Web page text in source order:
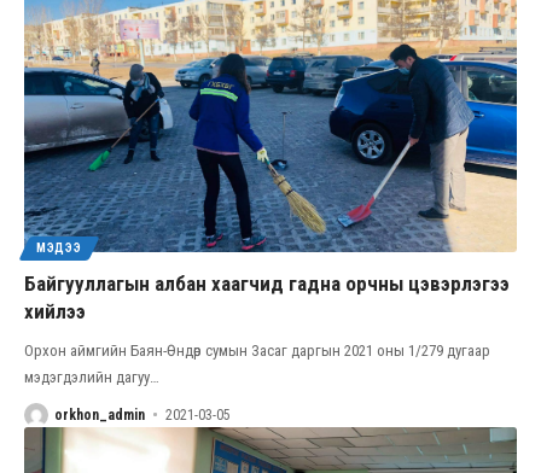
МЭДЭЭ
Байгууллагын албан хаагчид гадна орчны цэвэрлэгээ
хийлээ
Орхон аймгийн Баян-Өндөр сумын Засаг даргын 2021 оны 1/279 дугаар
мэдэгдэлийн дагуу
orkhon_admin 2021-03-05